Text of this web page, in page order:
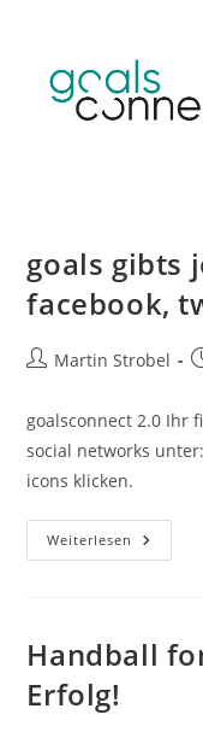
springen
goals gibts
facebook,
Beitrags-
Martin Strobel
goalsconnect 2.0 Ihr
social networks
icons klicken.
Weiterlesen Goals
Gibts
Twitter
Und
Handball
Erfolg!